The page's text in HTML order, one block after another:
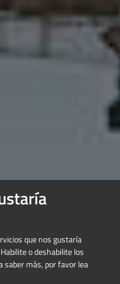
que nos gustaría
o deshabilite los
saber más, por favor lea